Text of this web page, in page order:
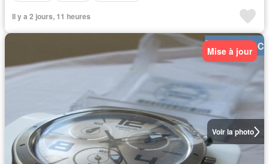
Il y a 2 jours, 11 heures
Voir la photo
Mise à jour